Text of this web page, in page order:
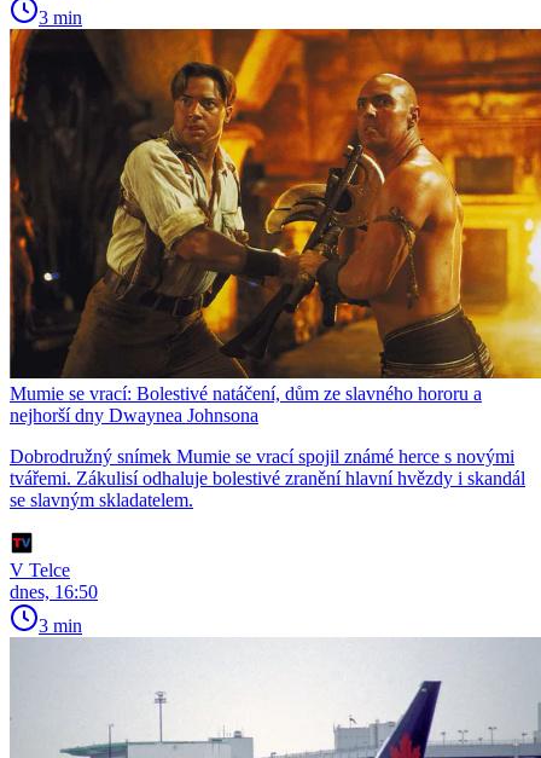
3 min
Mumie se vrací: Bolestivé natáčení, dům ze slavného hororu a
nejhorší dny Dwaynea Johnsona
Dobrodružný snímek Mumie se vrací spojil známé herce s novými
tvářemi. Zákulisí odhaluje bolestivé zranění hlavní hvězdy i skandál
se slavným skladatelem.
V Telce
dnes, 16:50
3 min